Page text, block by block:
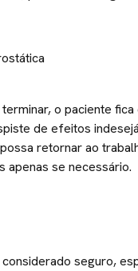
o paciente
de efeitos
retornar ao
apenas se necessário.
seguro,